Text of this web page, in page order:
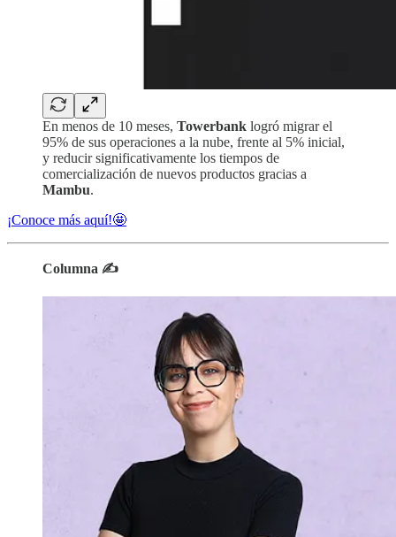
En menos de 10 meses, Towerbank logró migrar el
95% de sus operaciones a la nube, frente al 5% inicial,
y reducir significativamente los tiempos de
comercialización de nuevos productos gracias a
Mambu.
¡Conoce más aquí!🤩
Columna ✍️